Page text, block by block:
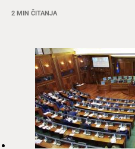
2 MIN ČITANJA